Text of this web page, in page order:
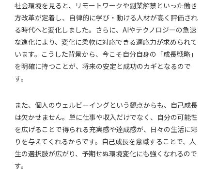
社会環境を見ると、リモートワークや副業解禁といった働き
方改革が定着し、自律的に学び・動ける人材が高く評価され
る時代へと変化しました。さらに、AIやテクノロジーの急速
な進化により、変化に柔軟に対応できる適応力が求められて
います。こうした背景から、今こそ自分自身の「成長戦略」
を明確に持つことが、将来の安定と成功のカギとなるので
す。
また、個人のウェルビーイングという観点からも、自己成長
は欠かせません。単に仕事や収入だけでなく、自分の可能性
を広げることで得られる充実感や達成感が、日々の生活に彩
りを与えてくれるからです。自己成長を意識することで、人
生の選択肢が広がり、予期せぬ環境変化にも強くなれるので
す。